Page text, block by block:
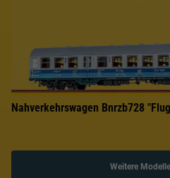
Nahverkehrswagen Bnrzb728
Weitere